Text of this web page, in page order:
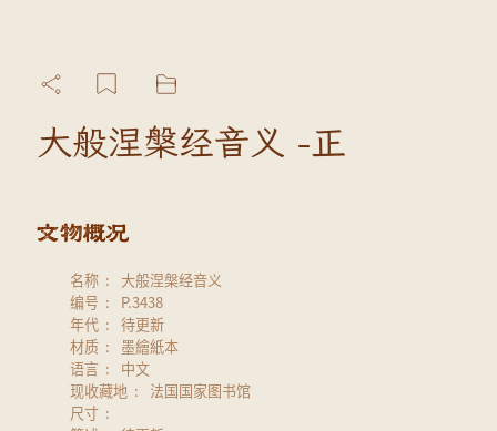
大般涅槃经音义 -正
名称
大般涅槃经音义
编号
P.3438
年代
待更新
材质
墨繪紙本
语言
中文
现收藏地
法国国家图书馆
尺寸